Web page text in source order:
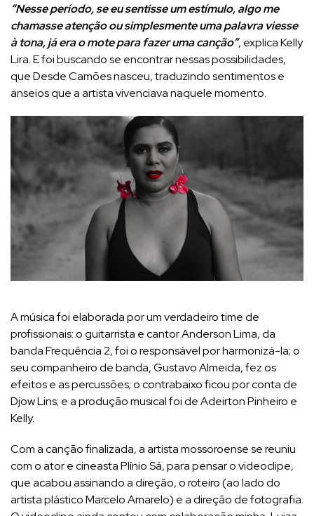
“Nesse período, se eu sentisse um estímulo, algo me
chamasse atenção ou simplesmente uma palavra viesse
à tona, já era o mote para fazer uma canção”, explica Kelly
Lira. E foi buscando se encontrar nessas possibilidades,
que Desde Camões nasceu, traduzindo sentimentos e
anseios que a artista vivenciava naquele momento.
A música foi elaborada por um verdadeiro time de
profissionais: o guitarrista e cantor Anderson Lima, da
banda Frequência 2, foi o responsável por harmonizá-la; o
seu companheiro de banda, Gustavo Almeida, fez os
efeitos e as percussões; o contrabaixo ficou por conta de
Djow Lins; e a produção musical foi de Adeirton Pinheiro e
Kelly.
Com a canção finalizada, a artista mossoroense se reuniu
com o ator e cineasta Plínio Sá, para pensar o videoclipe,
que acabou assinando a direção, o roteiro (ao lado do
artista plástico Marcelo Amarelo) e a direção de fotografia.